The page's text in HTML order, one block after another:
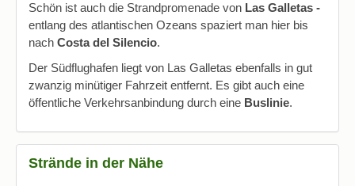
Schön ist auch die Strandpromenade von Las Galletas -
entlang des atlantischen Ozeans spaziert man hier bis
nach Costa del Silencio.
Der Südflughafen liegt von Las Galletas ebenfalls in gut
zwanzig minütiger Fahrzeit entfernt. Es gibt auch eine
öffentliche Verkehrsanbindung durch eine Buslinie.
Strände in der Nähe